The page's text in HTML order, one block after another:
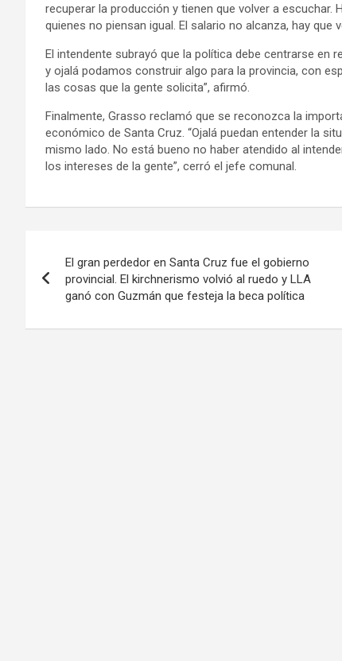
recuperar la producción y tienen que volver a
quienes no piensan igual. El salario no alcanza, hay
El intendente subrayó que la política debe centrarse en
y ojalá podamos construir algo para la provincia, con
las cosas que la gente solicita”, afirmó.
Finalmente, Grasso reclamó que se reconozca la
económico de Santa Cruz. “Ojalá puedan entender la
mismo lado. No está bueno no haber atendido al
los intereses de la gente”, cerró el jefe comunal.
de
entradas
El gran perdedor en Santa Cruz fue el gobierno
provincial. El kirchnerismo volvió al ruedo y LLA
ganó con Guzmán que festeja la beca política